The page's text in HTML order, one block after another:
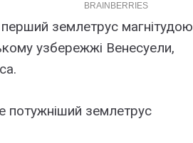
землетрус магнітудою
узбережжі Венесуели,
потужніший землетрус